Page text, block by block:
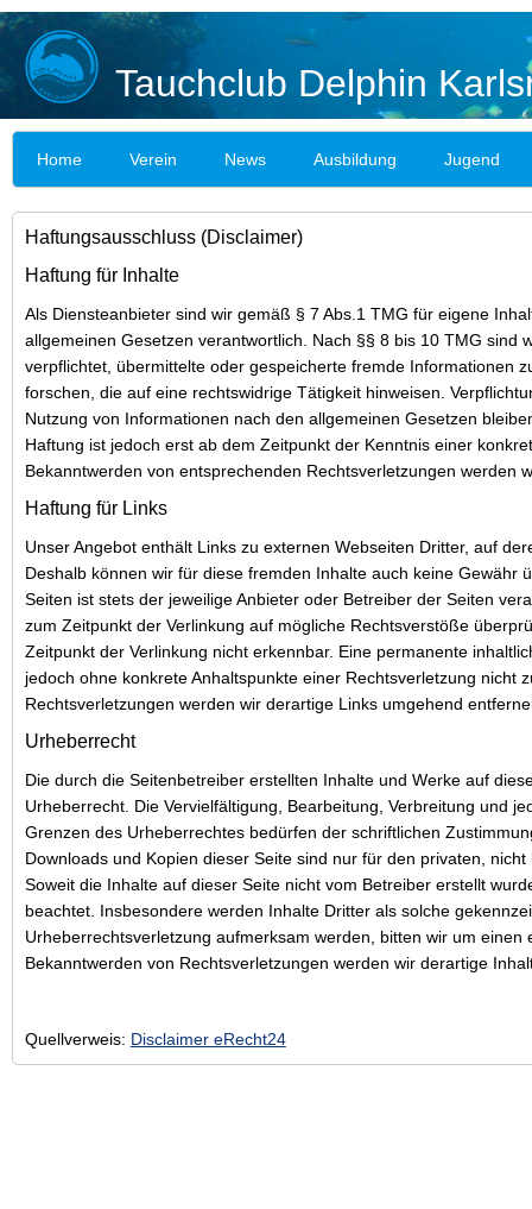
Tauchclub Delphin
Home Verein News Ausbildung Jugend
Haftungsausschluss (Disclaimer)
Haftung für Inhalte
Als Diensteanbieter sind wir gemäß § 7 Abs.1 TMG für eigene
allgemeinen Gesetzen verantwortlich. Nach §§ 8 bis 10 TMG sind
verpflichtet, übermittelte oder gespeicherte fremde Informationen
forschen, die auf eine rechtswidrige Tätigkeit hinweisen.
Nutzung von Informationen nach den allgemeinen Gesetzen
Haftung ist jedoch erst ab dem Zeitpunkt der Kenntnis einer
Bekanntwerden von entsprechenden Rechtsverletzungen werden
Haftung für Links
Unser Angebot enthält Links zu externen Webseiten Dritter, auf
Deshalb können wir für diese fremden Inhalte auch keine Gewähr
Seiten ist stets der jeweilige Anbieter oder Betreiber der Seiten
zum Zeitpunkt der Verlinkung auf mögliche Rechtsverstöße
Zeitpunkt der Verlinkung nicht erkennbar. Eine permanente
jedoch ohne konkrete Anhaltspunkte einer Rechtsverletzung nicht
Rechtsverletzungen werden wir derartige Links umgehend
Urheberrecht
Die durch die Seitenbetreiber erstellten Inhalte und Werke auf
Urheberrecht. Die Vervielfältigung, Bearbeitung, Verbreitung und
Grenzen des Urheberrechtes bedürfen der schriftlichen
Downloads und Kopien dieser Seite sind nur für den privaten,
Soweit die Inhalte auf dieser Seite nicht vom Betreiber erstellt
beachtet. Insbesondere werden Inhalte Dritter als solche
Urheberrechtsverletzung aufmerksam werden, bitten wir um einen
Bekanntwerden von Rechtsverletzungen werden wir derartige
Quellverweis: Disclaimer eRecht24